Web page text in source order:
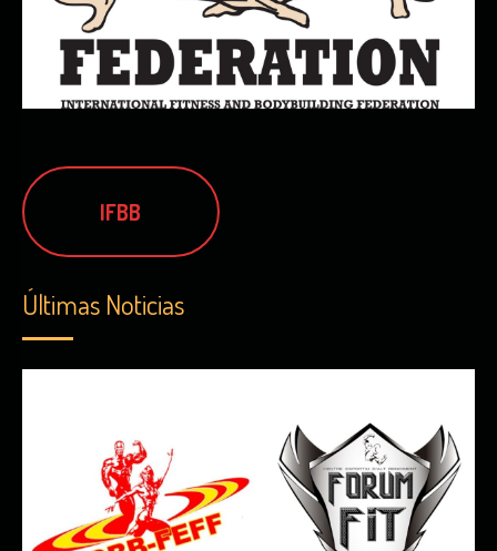
IFBB
Últimas Noticias